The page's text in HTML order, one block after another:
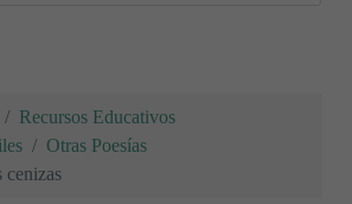
Recursos Educativos
Otras Poesías
cenizas